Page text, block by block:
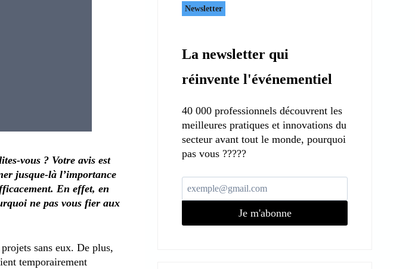
vous ? Votre avis est
jusque-là l’importance
En effet, en
ne pas vous fier aux
sans eux. De plus,
temporairement
Newsletter
La newsletter qui
réinvente l'événementiel
40 000 professionnels découvrent les
meilleures pratiques et innovations du
secteur avant tout le monde, pourquoi
pas vous ?????
Je m'abonne